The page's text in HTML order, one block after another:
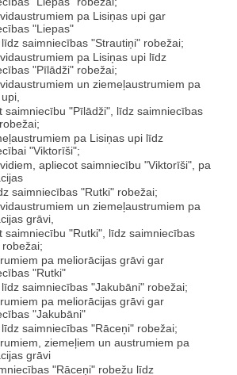
pa Lisiņas upi gar
"Liepas"
saimniecības "Strautiņi" robežai;
pa Lisiņas upi līdz
"Pīlādži" robežai;
un ziemeļaustrumiem pa
saimniecību "Pīlādži", līdz saimniecības
pa Lisiņas upi līdz
"Viktorīši";
apliecot saimniecību "Viktorīši", pa
saimniecības "Rutki" robežai;
un ziemeļaustrumiem pa
grāvi,
saimniecību "Rutki", līdz saimniecības
pa meliorācijas grāvi gar
"Rutki"
saimniecības "Jakubāni" robežai;
pa meliorācijas grāvi gar
"Jakubāni"
saimniecības "Rāceņi" robežai;
ziemeļiem un austrumiem pa
grāvi
"Rāceņi" robežu līdz